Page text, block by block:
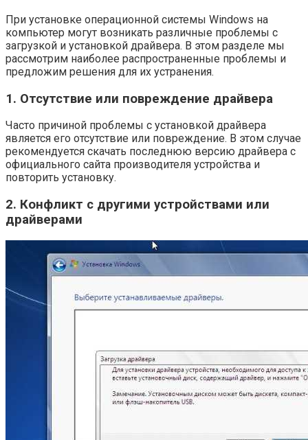
При установке операционной системы Windows на
компьютер могут возникать различные проблемы с
загрузкой и установкой драйвера. В этом разделе мы
рассмотрим наиболее распространенные проблемы и
предложим решения для их устранения.
1. Отсутствие или повреждение драйвера
Часто причиной проблемы с установкой драйвера
является его отсутствие или повреждение. В этом случае
рекомендуется скачать последнюю версию драйвера с
официального сайта производителя устройства и
повторить установку.
2. Конфликт с другими устройствами или
драйверами